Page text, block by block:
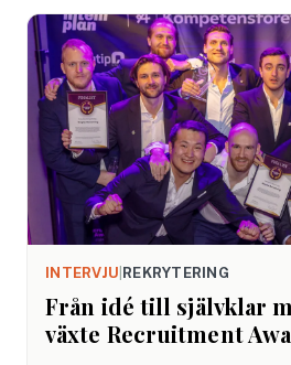
INTERVJU REKRYTERING
Från idé till självklar
växte Recruitment